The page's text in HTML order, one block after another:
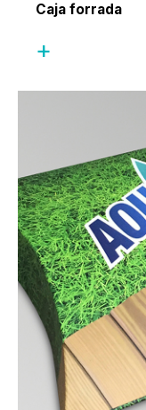
Caja forrada
+